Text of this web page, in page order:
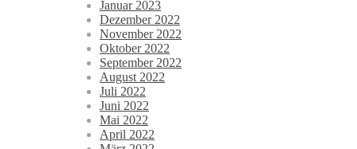
Januar 2023
Dezember 2022
November 2022
Oktober 2022
September 2022
August 2022
Juli 2022
Juni 2022
Mai 2022
April 2022